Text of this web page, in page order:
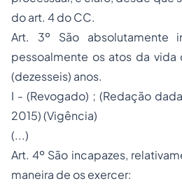
do art. 4 do CC.
Art. 3º São absolutamente
pessoalmente os atos da vida
(dezesseis) anos.
I - (Revogado) ; (Redação
2015) (Vigência)
(...)
Art. 4º São incapazes,
maneira de os exercer: